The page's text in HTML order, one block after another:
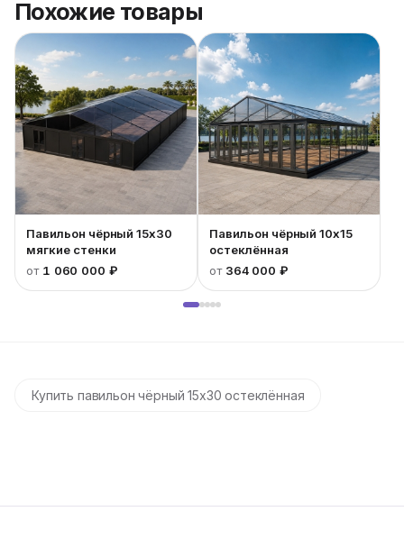
Похожие товары
Павильон чёрный 15x30
мягкие стенки
от 1 060 000 ₽
Павильон чёрный 10x15
остеклённая
от 364 000 ₽
Купить павильон чёрный 15x30 остеклённая